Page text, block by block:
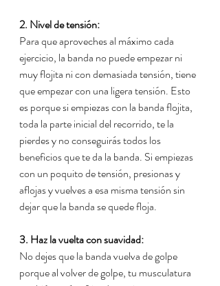
2. Nivel de tensión:
Para que aproveches al máximo cada
ejercicio, la banda no puede empezar ni
muy flojita ni con demasiada tensión, tiene
que empezar con una ligera tensión. Esto
es porque si empiezas con la banda flojita,
toda la parte inicial del recorrido, te la
pierdes y no conseguirás todos los
beneficios que te da la banda. Si empiezas
con un poquito de tensión, presionas y
aflojas y vuelves a esa misma tensión sin
dejar que la banda se quede floja.
3. Haz la vuelta con suavidad:
No dejes que la banda vuelva de golpe
porque al volver de golpe, tu musculatura